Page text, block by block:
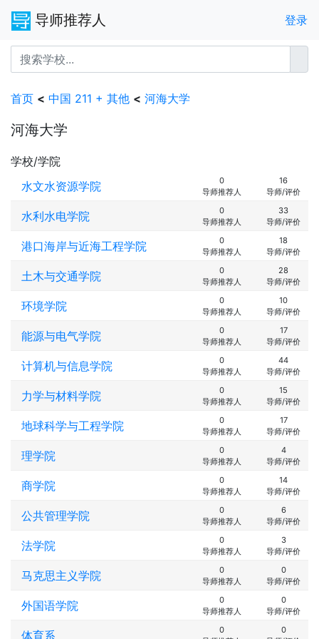
导师推荐人 登录
首页 < 中国 211 + 其他 < 河海大学
河海大学
学校/学院
水文水资源学院
0
导师推荐人
16
导师/评价
水利水电学院
0
导师推荐人
33
导师/评价
港口海岸与近海工程学院
0
导师推荐人
18
导师/评价
土木与交通学院
0
导师推荐人
28
导师/评价
环境学院
0
导师推荐人
10
导师/评价
能源与电气学院
0
导师推荐人
17
导师/评价
计算机与信息学院
0
导师推荐人
44
导师/评价
力学与材料学院
0
导师推荐人
15
导师/评价
地球科学与工程学院
0
导师推荐人
17
导师/评价
理学院
0
导师推荐人
4
导师/评价
商学院
0
导师推荐人
14
导师/评价
公共管理学院
0
导师推荐人
6
导师/评价
法学院
0
导师推荐人
3
导师/评价
马克思主义学院
0
导师推荐人
0
导师/评价
外国语学院
0
导师推荐人
0
导师/评价
体育系
0
0